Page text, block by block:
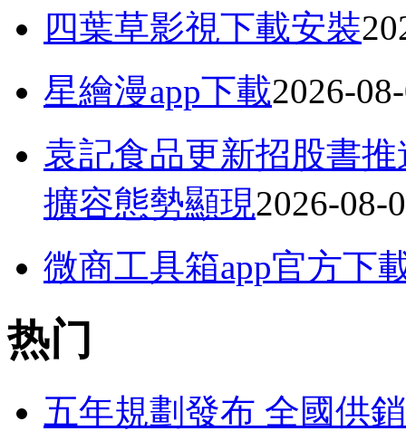
四葉草影視下載安裝
星繪漫app下載2026-
袁記食品更新招股書
擴容態勢顯現2026-08-
微商工具箱app官方下
热门
五年規劃發布 全國供